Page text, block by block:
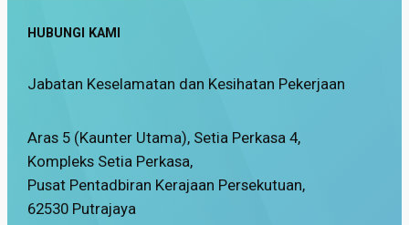
HUBUNGI KAMI
Jabatan Keselamatan dan Kesihatan Pekerjaan
Aras 5 (Kaunter Utama), Setia Perkasa 4,
Kompleks Setia Perkasa,
Pusat Pentadbiran Kerajaan Persekutuan,
62530 Putrajaya